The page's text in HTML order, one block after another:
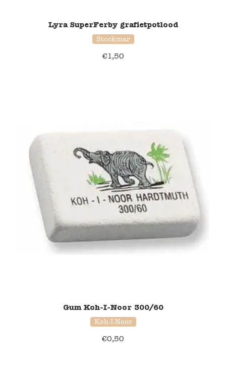
Verzending en bezorging
Lyra SuperFerby grafietpotlood
Stockmar
€1,50
Gum Koh-I-Noor 300/60
Koh-I-Noor
€0,50